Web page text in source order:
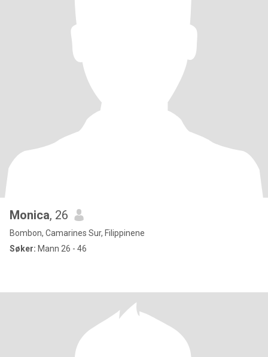
Monica, 26
Bombon, Camarines Sur, Filippinene
Søker: Mann 26 - 46